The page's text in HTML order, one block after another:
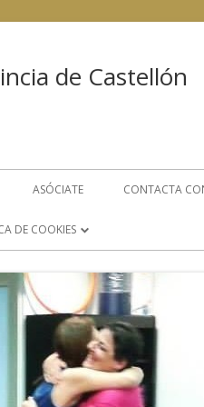
de Castellón
ASÓCIATE CONTACTA
DE COOKIES